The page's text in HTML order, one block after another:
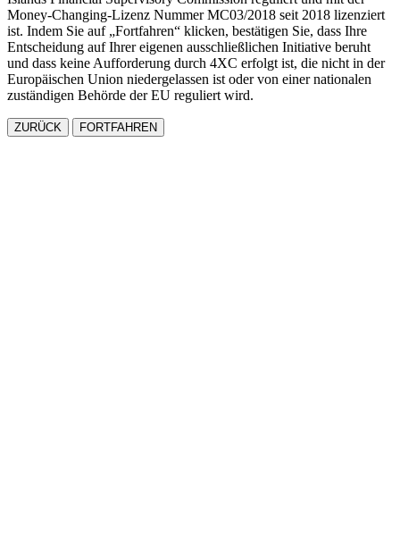
Money-Changing-Lizenz Nummer MC03/2018 seit 2018 lizenziert
ist. Indem Sie auf „Fortfahren“ klicken, bestätigen Sie, dass Ihre
Entscheidung auf Ihrer eigenen ausschließlichen Initiative beruht
und dass keine Aufforderung durch 4XC erfolgt ist, die nicht in der
Europäischen Union niedergelassen ist oder von einer nationalen
zuständigen Behörde der EU reguliert wird.
ZURÜCK FORTFAHREN